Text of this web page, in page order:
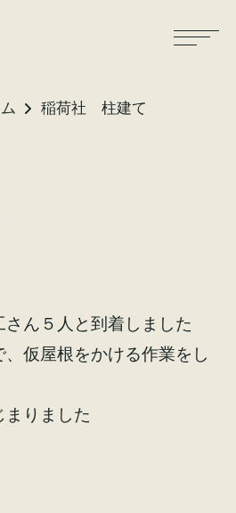
稲荷社 柱建て
ん５人と到着しました
仮屋根をかける作業をし
まりました